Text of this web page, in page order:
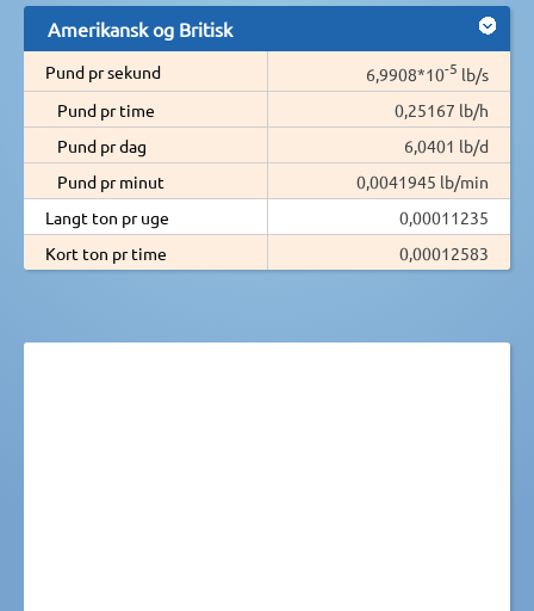
Amerikansk og Britisk
Pund pr sekund 6,9908*10-5 lb/s
Pund pr time
0,25167 lb/h
Pund pr dag
6,0401 lb/d
Pund pr minut
0,0041945 lb/min
Langt ton pr uge
0,00011235
Kort ton pr time
0,00012583